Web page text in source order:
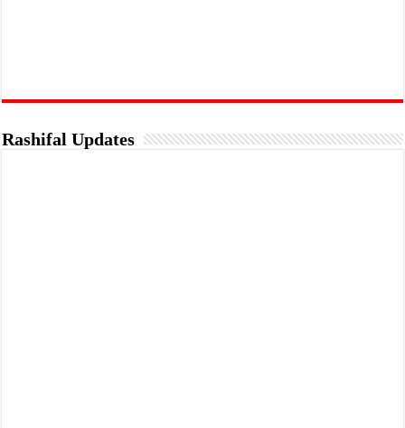
Rashifal Updates